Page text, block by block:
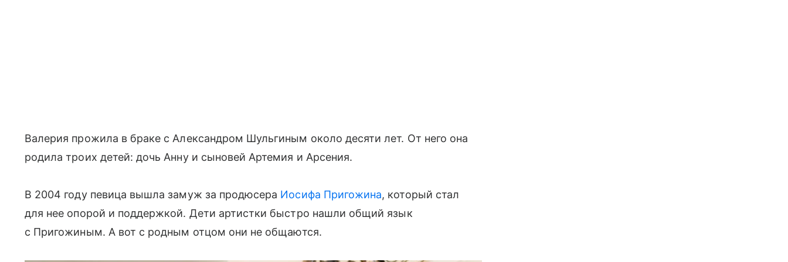
Валерия прожила в браке с Александром Шульгиным около десяти лет. От него она
родила троих детей: дочь Анну и сыновей Артемия и Арсения.
В 2004 году певица вышла замуж за продюсера Иосифа Пригожина, который стал
для нее опорой и поддержкой. Дети артистки быстро нашли общий язык
с Пригожиным. А вот с родным отцом они не общаются.